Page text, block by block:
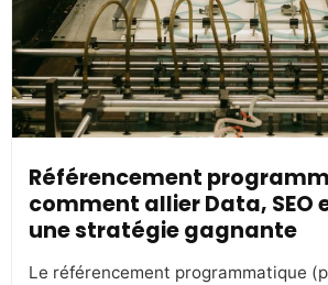
Référencement
comment allier Data, SEO
une stratégie gagnante
Le référencement programmatique